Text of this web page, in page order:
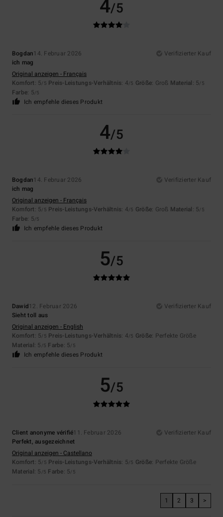
4/5
Bogdan14. Februar 2026
Verifizierter Kauf
ich mag
Original anzeigen - Français
Komfort: 5/5 Preis-Leistungs-Verhältnis: 4/5 Größe: Groß Material: 5/5
Farbe: 5/5
Ich empfehle dieses Produkt
4/5
Bogdan14. Februar 2026
Verifizierter Kauf
ich mag
Original anzeigen - Français
Komfort: 5/5 Preis-Leistungs-Verhältnis: 4/5 Größe: Groß Material: 5/5
Farbe: 5/5
Ich empfehle dieses Produkt
5/5
Dawid12. Februar 2026
Verifizierter Kauf
Sieht toll aus
Original anzeigen - English
Komfort: 5/5 Preis-Leistungs-Verhältnis: 4/5 Größe: Perfekte Größe
Material: 5 /5 Farbe: 5/5
Ich empfehle dieses Produkt
5/5
Client anonyme vérifié11. Februar 2026
Verifizierter Kauf
Perfekt, ausgezeichnet
Original anzeigen - Castellano
Komfort: 5/5 Preis-Leistungs-Verhältnis: 5/5 Größe: Perfekte Größe
Material: 5 /5 Farbe: 5/5
1 2 3 >